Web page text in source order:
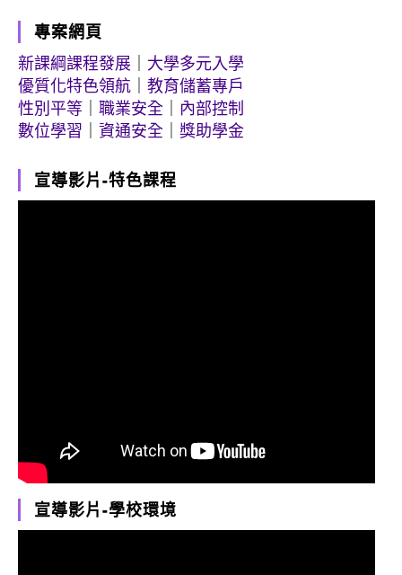
專案網頁
新課綱課程發展
大學多元入學
優質化特色領航
教育儲蓄專戶
性別平等
職業安全
內部控制
數位學習
資通安全 獎助學金
宣導影片-特色課程
宣導影片-學校環境